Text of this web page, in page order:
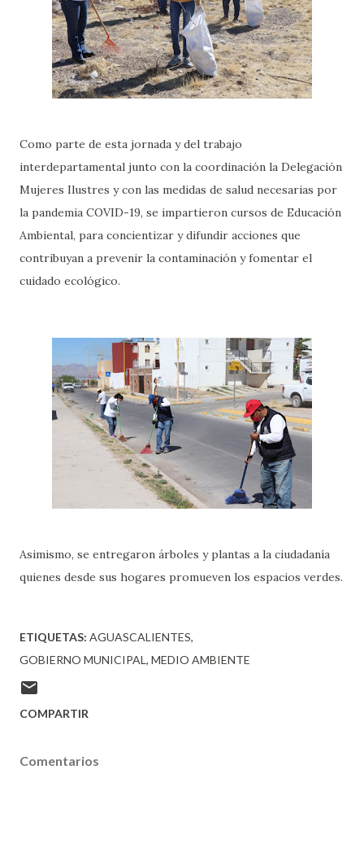
Como parte de esta jornada y del trabajo
interdepartamental junto con la coordinación la Delegación
Mujeres Ilustres y con las medidas de salud necesarias por
la pandemia COVID-19, se impartieron cursos de Educación
Ambiental, para concientizar y difundir acciones que
contribuyan a prevenir la contaminación y fomentar el
cuidado ecológico.
Asimismo, se entregaron árboles y plantas a la ciudadanía
quienes desde sus hogares promueven los espacios verdes.
ETIQUETAS: AGUASCALIENTES
GOBIERNO MUNICIPAL MEDIO AMBIENTE
COMPARTIR
Comentarios